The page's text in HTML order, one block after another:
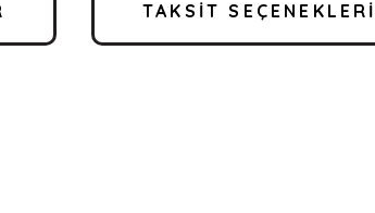
TAKSIT SEÇENEKLERI